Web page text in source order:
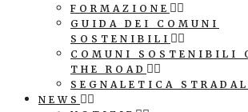
FORMAZIONE
GUIDA DEI COMUNI
SOSTENIBILI
COMUNI SOSTENIBILI
THE ROAD
SEGNALETICA
NEWS